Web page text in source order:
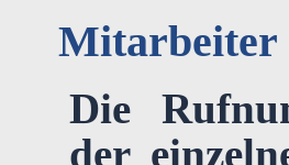
Mitarbeiter
Die
der